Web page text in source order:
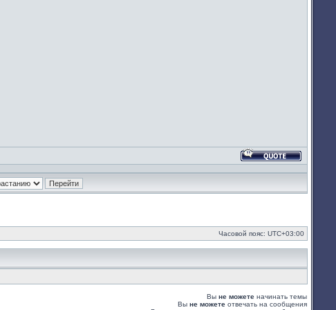
Ответить
с
Часовой пояс: UTC+03:00
Вы не можете начинать темы
Вы не можете отвечать на сообщения